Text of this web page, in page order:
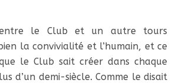
le Club et un autre tours
la convivialité et l’humain, et ce
le Club sait créer dans chaque
d’un demi-siècle. Comme le disait